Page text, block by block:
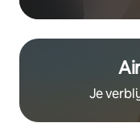
Je